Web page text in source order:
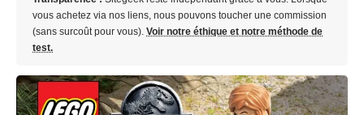
vous achetez via nos liens, nous pouvons toucher une commission
(sans surcoût pour vous). Voir notre éthique et notre méthode de
test.